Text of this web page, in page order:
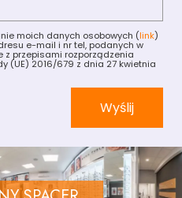
moich danych osobowych (link)
e-mail i nr tel, podanych w
z przepisami rozporządzenia
(UE) 2016/679 z dnia 27 kwietnia
Wyślij